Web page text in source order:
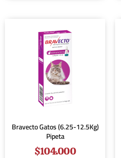
Bravecto Gatos (6.25-12.5Kg)
Pipeta
$104.000